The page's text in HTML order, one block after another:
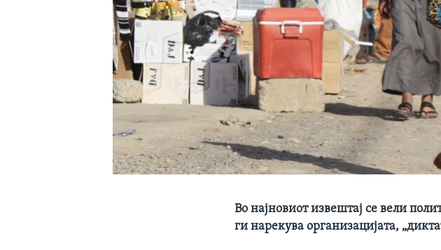
Во најновиот извештај се вели
ги нарекува организацијата,